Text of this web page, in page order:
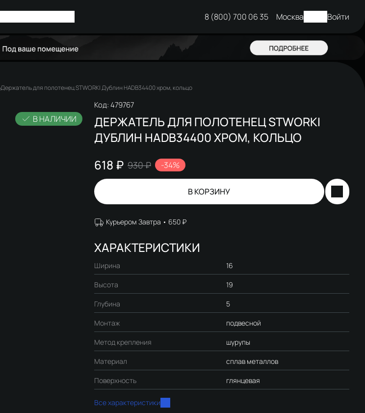
8 (800) 700 06 35 Москва Войти
Держатель для полотенец STWORKI Дублин HADB34400 хром, кольцо
В НАЛИЧИИ
Код:479767
ДЕРЖАТЕЛЬ ДЛЯ ПОЛОТЕНЕЦ STWORKI
ДУБЛИН HADB34400 ХРОМ, КОЛЬЦО
618 ₽ 930 ₽ -34%
В КОРЗИНУ
Курьером Завтра 650 ₽
ХАРАКТЕРИСТИКИ
Ширина 16
Высота 19
Глубина 5
Монтаж подвесной
Метод крепления шурупы
Материал сплав металлов
Поверхность глянцевая
Все характеристики